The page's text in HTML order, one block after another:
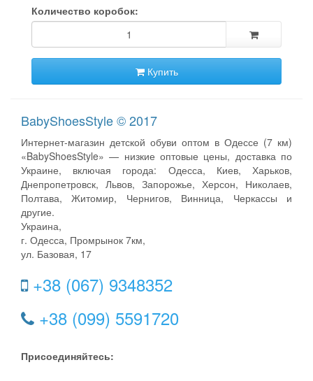
Количество коробок:
Купить
BabyShoesStyle © 2017
Интернет-магазин детской обуви оптом в Одессе (7 км)
«BabyShoesStyle» — низкие оптовые цены, доставка по
Украине, включая города: Одесса, Киев, Харьков,
Днепропетровск, Львов, Запорожье, Херсон, Николаев,
Полтава, Житомир, Чернигов, Винница, Черкассы и
другие.
Украина,
г. Одесса, Промрынок 7км,
ул. Базовая, 17
+38 (067) 9348352
+38 (099) 5591720
Присоединяйтесь: